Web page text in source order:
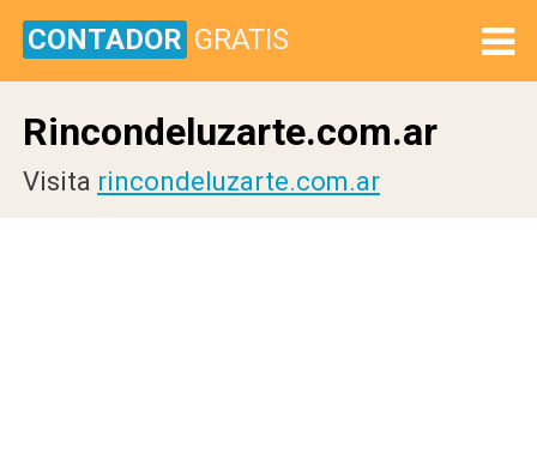
CONTADOR GRATIS
Rincondeluzarte.com.ar
Visita rincondeluzarte.com.ar